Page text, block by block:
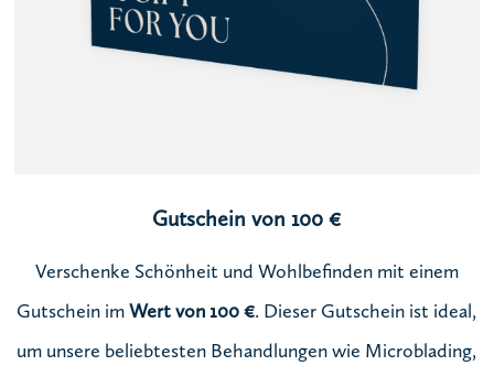
Gutschein von 100 €
Verschenke Schönheit und Wohlbefinden mit einem
Gutschein imWert von 100 €. Dieser Gutschein ist ideal,
um unsere beliebtesten Behandlungen wie Microblading,